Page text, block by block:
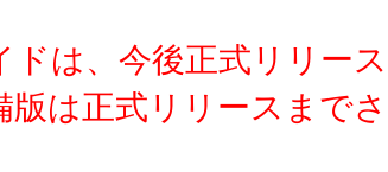
ドは、今後正式リリー
版は正式リリースまで